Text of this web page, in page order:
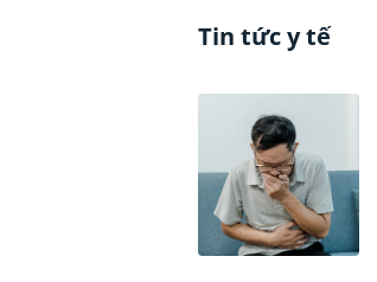
Tin tức y tế